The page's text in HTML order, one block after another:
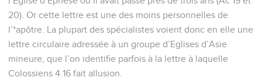
20). Or cette lettre est une des moins personnelles de
l’*apôtre. La plupart des spécialistes voient donc en elle une
lettre circulaire adressée à un groupe d’Eglises d’Asie
mineure, que l’on identifie parfois à la lettre à laquelle
Colossiens 4.16 fait allusion.